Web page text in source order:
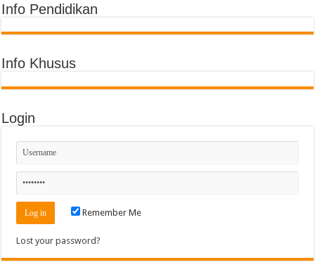
Info Pendidikan
Info Khusus
Login
Remember Me
Lost your password?